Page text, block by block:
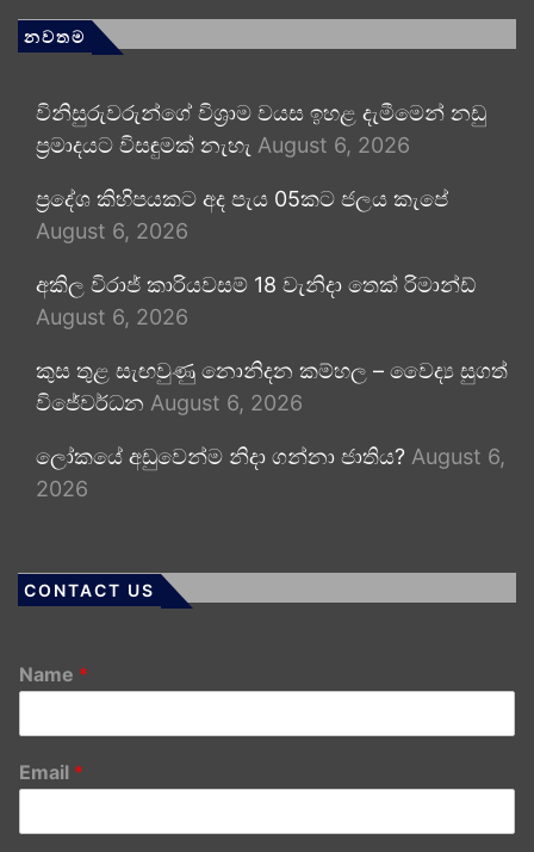
නවතම
විනිසුරුවරුන්ගේ විශ්‍රාම වයස ඉහළ දැමීමෙන් නඩු
ප්‍රමාදයට විසඳුමක් නැහැ August 6, 2026
ප්‍රදේශ කිහිපයකට අද පැය 05කට ජලය කැපේ
August 6, 2026
අකිල විරාජ් කාරියවසම් 18 වැනිදා තෙක් රිමාන්ඩ්
August 6, 2026
කුස තුළ සැඟවුණු නොනිදන කම්හල – වෛද්‍ය සුගත්
විජේවර්ධන August 6, 2026
ලෝකයේ අඩුවෙන්ම නිදා ගන්නා ජාතිය? August 6,
2026
CONTACT US
Name *
Email *